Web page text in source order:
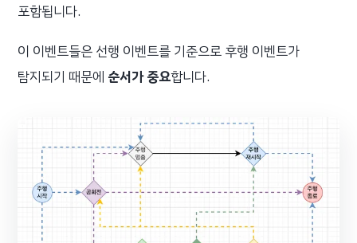
포함됩니다.
이 이벤트들은 선행 이벤트를 기준으로 후행 이벤트가
탐지되기 때문에 순서가 중요합니다.